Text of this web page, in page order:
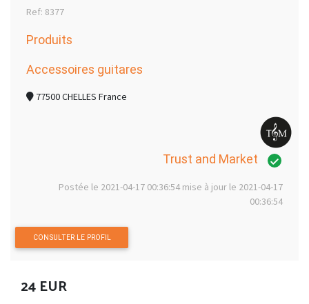
Ref: 8377
Produits
Accessoires guitares
77500 CHELLES France
Trust and Market
Postée le 2021-04-17 00:36:54 mise à jour le 2021-04-17
00:36:54
CONSULTER LE PROFIL
24 EUR